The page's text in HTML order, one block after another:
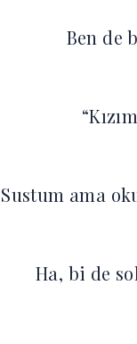
Ben de
Sustum ama
Ha, bi de